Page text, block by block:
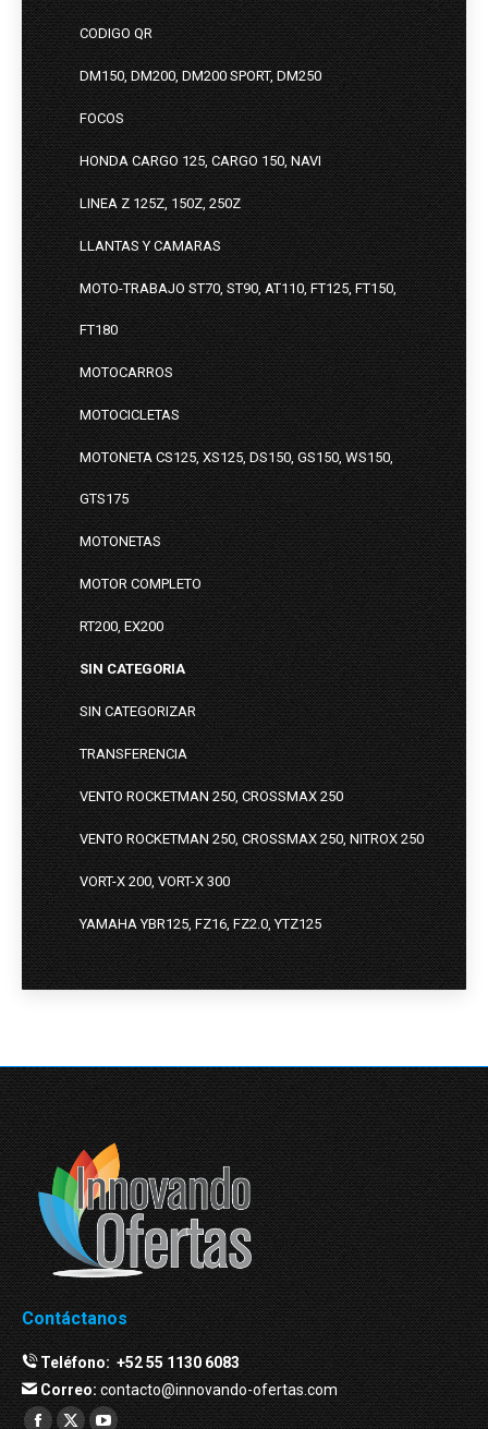
CODIGO QR
DM150, DM200, DM200 SPORT, DM250
FOCOS
HONDA CARGO 125, CARGO 150, NAVI
LINEA Z 125Z, 150Z, 250Z
LLANTAS Y CAMARAS
MOTO-TRABAJO ST70, ST90, AT110, FT125, FT150,
FT180
MOTOCARROS
MOTOCICLETAS
MOTONETA CS125, XS125, DS150, GS150, WS150,
GTS175
MOTONETAS
MOTOR COMPLETO
RT200, EX200
SIN CATEGORIA
SIN CATEGORIZAR
TRANSFERENCIA
VENTO ROCKETMAN 250, CROSSMAX 250
VENTO ROCKETMAN 250, CROSSMAX 250, NITROX 250
VORT-X 200, VORT-X 300
YAMAHA YBR125, FZ16, FZ2.0, YTZ125
Contáctanos
Teléfono:+52 55 1130 6083
Correo:contacto@innovando-ofertas.com